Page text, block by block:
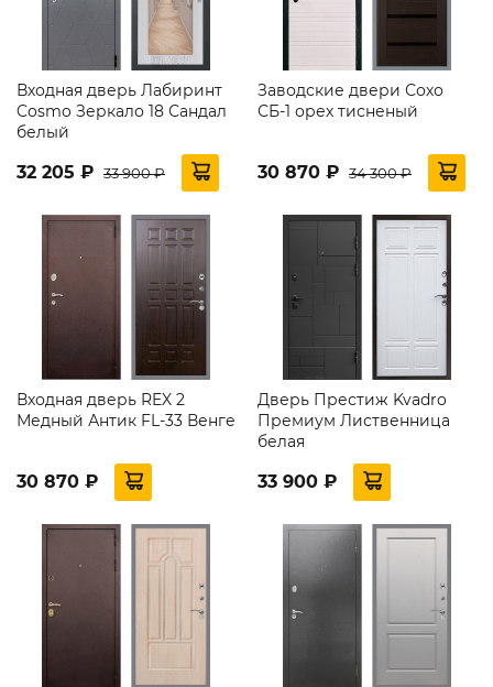
Входная дверь Лабиринт
Cosmo Зеркало 18 Сандал
белый
32 205 ₽ 33 900 ₽
Заводские двери Сохо
СБ-1 орех тисненый
30 870 ₽ 34 300 ₽
Входная дверь REX 2
Медный Антик FL-33 Венге
30 870 ₽
Дверь Престиж Kvadro
Премиум Лиственница
белая
33 900 ₽